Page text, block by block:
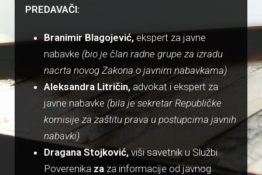
PREDAVAČI:
Branimir Blagojević,ekspert za javne
nabavke (bio je član radne grupe za izradu
nacrta novog Zakona o javnim nabavkama)
Aleksandra Litričin, advokat i ekspert za
javne nabavke (bila je sekretar Republičke
komisije za zaštitu prava u postupcima javnih
nabavki)
Dragana Stojković,viši savetnik u Službi
Poverenika za za informacije od javnog